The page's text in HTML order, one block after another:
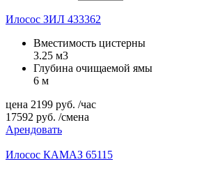
Илосос ЗИЛ 433362
Вместимость цистерны
3.25 м3
Глубина очищаемой ямы
6 м
цена 2199 руб. /час
17592 руб. /смена
Арендовать
Илосос КАМАЗ 65115